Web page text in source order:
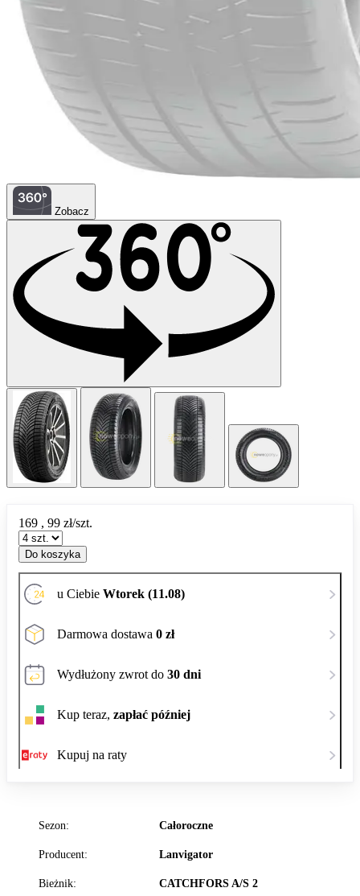
Zobacz
Sezon: Całoroczne
Producent: Lanvigator
Bieżnik: CATCHFORS A/S 2
169 , 99 zł/szt.
Do koszyka
u Ciebie Wtorek (11.08)
Darmowa dostawa 0 zł
Wydłużony zwrot do 30 dni
Kup teraz, zapłać później
Kupuj na raty